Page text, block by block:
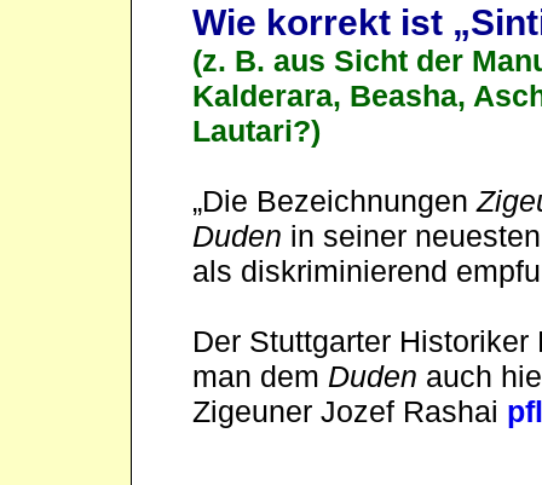
Wie korrekt ist
(z. B. aus Sicht der
Kalderara, Beasha,
Lautari?)
„Die Bezeichnungen
Duden in seiner
als diskriminierend
Der Stuttgarter
man dem Duden auch
Zigeuner Jozef Rashai